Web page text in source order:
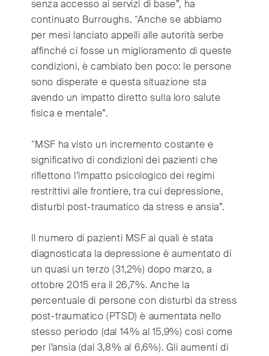
senza accesso ai servizi di base”, ha
continuato Burroughs. “Anche se abbiamo
per mesi lanciato appelli alle autorità serbe
affinché ci fosse un miglioramento di queste
condizioni, è cambiato ben poco: le persone
sono disperate e questa situazione sta
avendo un impatto diretto sulla loro salute
fisica e mentale”.
“MSF ha visto un incremento costante e
significativo di condizioni dei pazienti che
riflettono l’impatto psicologico dei regimi
restrittivi alle frontiere, tra cui depressione,
disturbi post-traumatico da stress e ansia”.
Il numero di pazienti MSF ai quali è stata
diagnosticata la depressione è aumentato di
un quasi un terzo (31,2%) dopo marzo, a
ottobre 2015 era il 26,7%. Anche la
percentuale di persone con disturbi da stress
post-traumatico (PTSD) è aumentata nello
stesso periodo (dal 14% al 15,9%) così come
per l’ansia (dal 3,8% al 6,6%). Gli aumenti di